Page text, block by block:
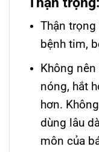
Thận
bệnh tim,
Không
nóng, hắt
hơn.
dùng lâu
môn của